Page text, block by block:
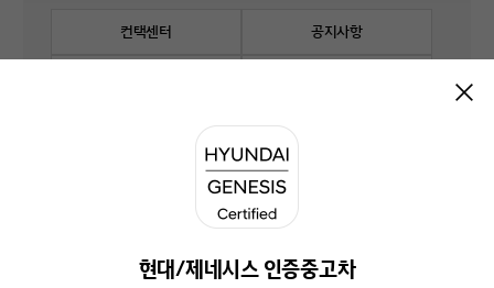
컨택센터 공지사항
현대/제네시스 인증중고차